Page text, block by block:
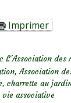
Imprimer
L'Association des
,Association
, charrette au
vie associative